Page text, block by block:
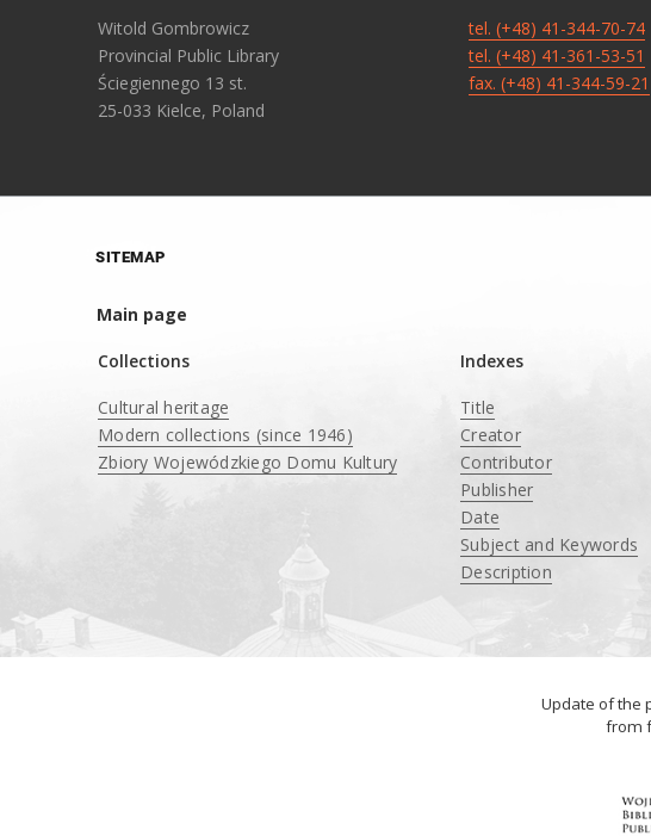
Witold Gombrowicz
Provincial Public Library
Ściegiennego 13 st.
25-033 Kielce, Poland
tel. (+48) 41-344-70-74
tel. (+48) 41-361-53-51
fax. (+48) 41-344-59-21
SITEMAP
Main page
Collections
Cultural heritage
Modern collections (since 1946)
Zbiory Wojewódzkiego Domu Kultury
Indexes
Title
Creator
Contributor
Publisher
Date
Subject and Keywords
Description
Update of the
from